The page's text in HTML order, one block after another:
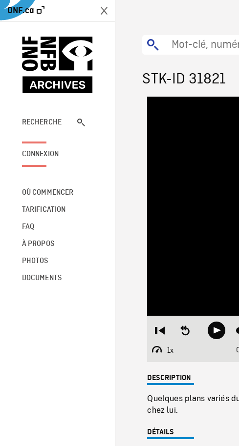
ONF.ca
RECHERCHE
CONNEXION
OÙ COMMENCER
TARIFICATION
FAQ
À PROPOS
PHOTOS
DOCUMENTS
STK-ID 31821
Restart
beginning
Seek
backwardPlay
1x
Playback
DESCRIPTION
Quelques plans variés
chez lui.
DÉTAILS